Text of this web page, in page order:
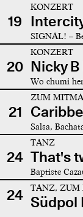
19
KONZERT
SIGNAL! –
20
KONZERT
Nicky B
Wo chumi
21
ZUM
Salsa,
24
TANZ
That's
Baptiste
24 TANZ, ZUM
Südpol